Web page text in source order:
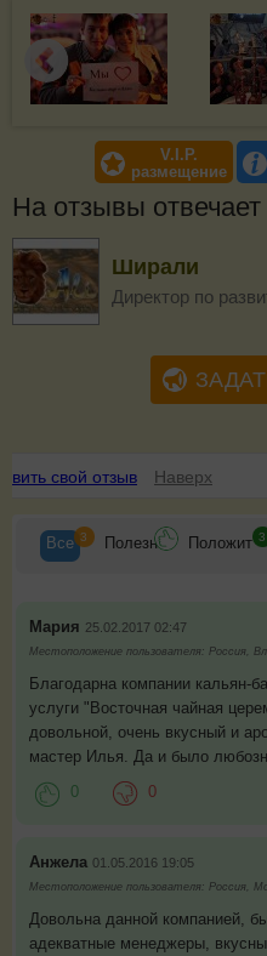
V.I.P.
размещение
На отзывы отвечает
Ширали
Директор по
Отзывы
свой отзыв Наверх
Все 3 Полезн Положит 3
Мария 25.02.2017 02:47
Местоположение пользователя: Россия,
Благодарна компании кальян-
услуги "Восточная чайная
довольной, очень вкусный и
мастер Илья. Да и было
0 0
Анжела 01.05.2016 19:05
Местоположение пользователя: Россия,
Довольна данной компанией,
адекватные менеджеры,